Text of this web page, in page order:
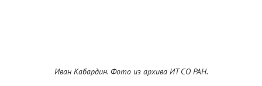
Иван Кабардин. Фото из архива ИТ СО РАН.